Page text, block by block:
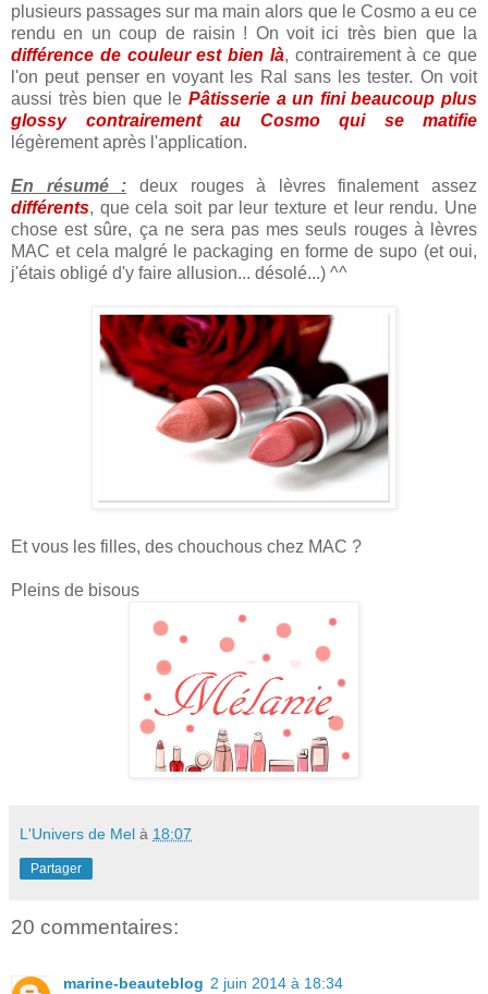
plusieurs passages sur ma main alors que le Cosmo a eu ce
rendu en un coup de raisin ! On voit ici très bien que la
différence de couleur est bien là, contrairement à ce que
l'on peut penser en voyant les Ral sans les tester. On voit
aussi très bien que le Pâtisserie a un fini beaucoup plus
glossy contrairement au Cosmo qui se matifie
légèrement après l'application.
En résumé : deux rouges à lèvres finalement assez
différents, que cela soit par leur texture et leur rendu. Une
chose est sûre, ça ne sera pas mes seuls rouges à lèvres
MAC et cela malgré le packaging en forme de supo (et oui,
j'étais obligé d'y faire allusion... désolé...) ^^
Et vous les filles, des chouchous chez MAC ?
Pleins de bisous
L'Univers de Mel à 18:07
Partager
20 commentaires:
marine-beauteblog 2 juin 2014 à 18:34